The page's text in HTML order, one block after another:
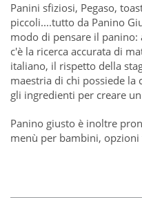
Panini sfiziosi, Pegaso,
piccoli....tutto da Panino
modo di pensare il panino:
c'è la ricerca accurata di
italiano, il rispetto della
maestria di chi possiede la
gli ingredienti per creare
Panino giusto è inoltre
menù per bambini,